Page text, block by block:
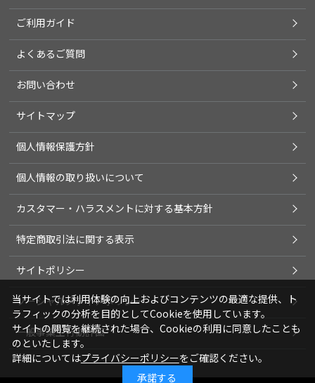
ご利用ガイド
よくあるご質問
お問い合わせ
サイトマップ
個人情報保護方針
個人情報の取り扱いについて
カスタマー・ハラスメントに対する基本方針
特定商取引法に関する表示
サイトポリシー
ソーシャルメディアポリシー
一般事業主行動計画
当サイトでは利用体験の向上およびコンテンツの最適な提供、ト
ラフィックの分析を目的としてCookieを使用しています。
サイトの閲覧を継続された場合、Cookieの利用に同意したことも
のといたします。
詳細についてはプライバシーポリシーをご確認ください。
承諾する